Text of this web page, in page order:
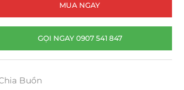
MUA NGAY
GỌI NGAY 0907 541 847
Buồn